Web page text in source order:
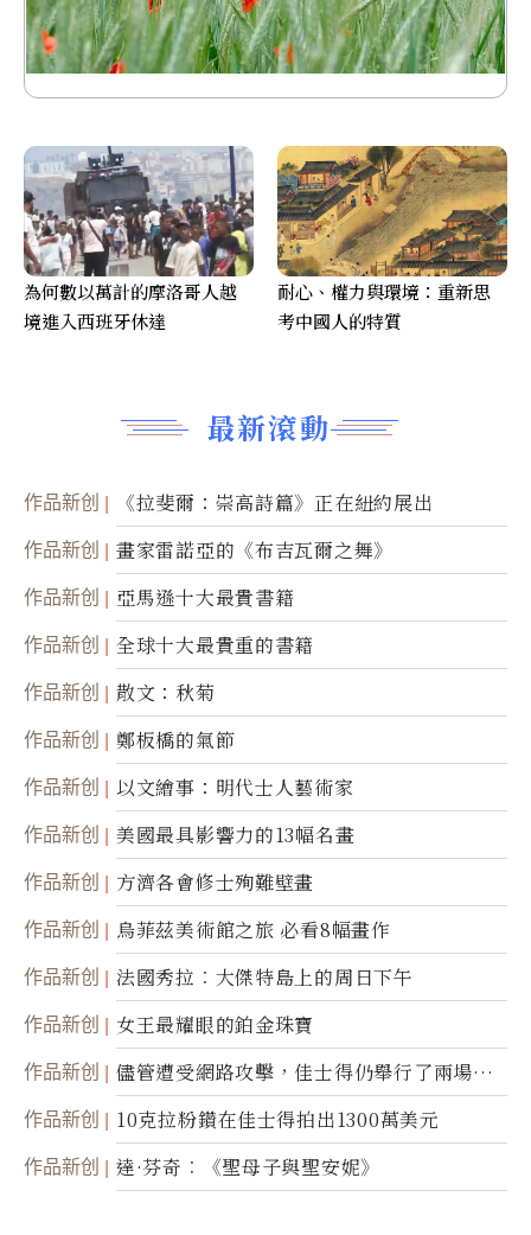
最新滾動
作品新创 《拉斐爾：崇高詩篇》正在紐約展出
作品新创 畫家雷諾亞的《布吉瓦爾之舞》
作品新创 亞馬遜十大最貴書籍
作品新创 全球十大最貴重的書籍
作品新创 散文：秋菊
作品新创 鄭板橋的氣節
作品新创 以文繪事：明代士人藝術家
作品新创 美國最具影響力的13幅名畫
作品新创 方濟各會修士殉難壁畫
作品新创 烏菲茲美術館之旅 必看8幅畫作
作品新创 法國秀拉︰大傑特島上的周日下午
作品新创 女王最耀眼的鉑金珠寶
作品新创
儘管遭受網路攻擊，佳士得仍舉行了兩場拍
賣
作品新创 10克拉粉鑽在佳士得拍出1300萬美元
作品新创 達·芬奇︰《聖母子與聖安妮》
為何數以萬計的摩洛哥人越
境進入西班牙休達
耐心、權力與環境：重新思
考中國人的特質